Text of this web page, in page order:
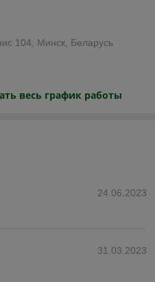
104, Минск, Беларусь
весь график работы
24.06.2023
31.03.2023